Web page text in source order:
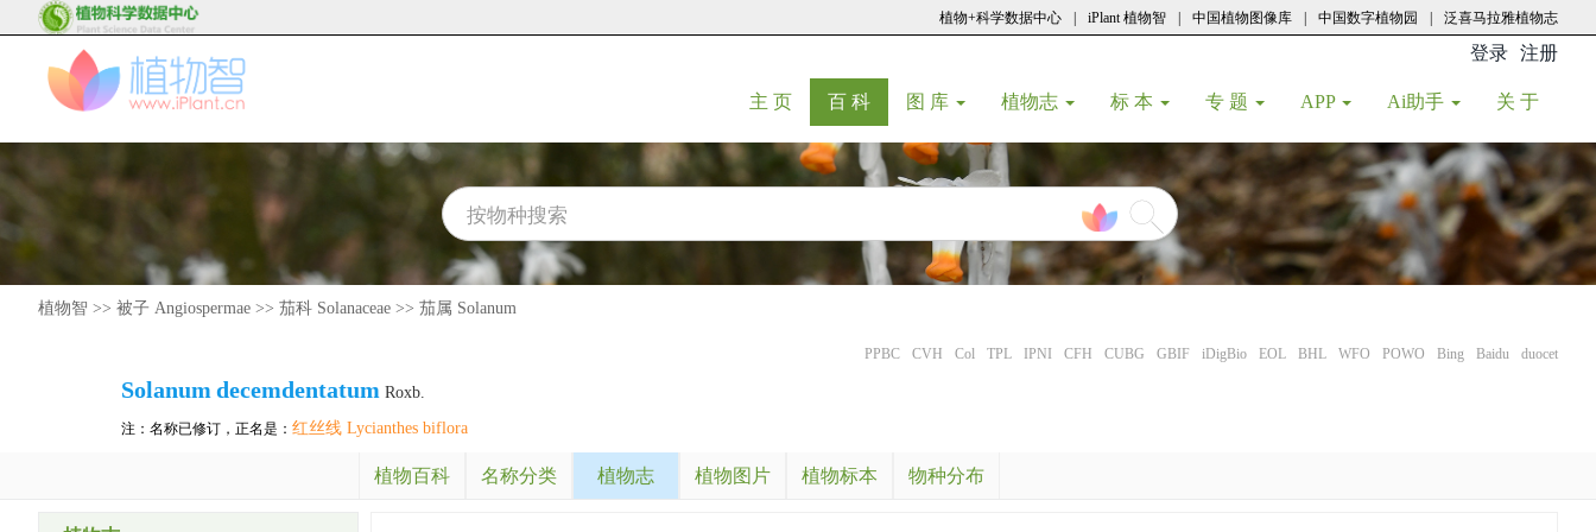
植物+科学数据中心 iPlant 植物智 中国植物图像库 中国数字植物园 泛喜马拉雅植物志
登录 注册
主 页(current)
百 科(current)
图 库 植物志 标 本 专 题 APP Ai助手 关 于
植物智 >> 被子 Angiospermae >> 茄科 Solanaceae >> 茄属 Solanum
PPBC CVH Col TPL IPNI CFH CUBG GBIF iDigBio EOL BHL WFO POWO Bing Baidu duocet
Solanum decemdentatum Roxb.
注：名称已修订，正名是： 红丝线 Lycianthes biflora
植物百科 名称分类 植物志 植物图片 植物标本 物种分布